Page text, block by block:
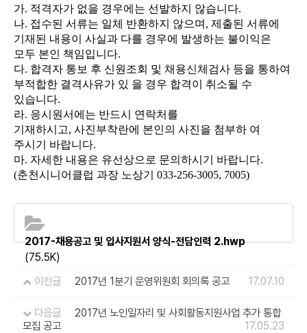
가. 적격자가 없을 경우에는 선발하지 않습니다.
나. 접수된 서류는 일체 반환하지 않으며 , 제출된 서류에
기재된 내용이 사실과 다를 경우에 발생하는 불이익은
모두 본인 책임입니다.
다. 합격자 통보 후 신원조회 및 채용신체검사 등을 통하여
부적합한 결격사유가 있 을 경우 합격이 취소될 수
있습니다.
라. 응시원서에는 반드시 연락처를
기재하시고, 사진부착란에 본인의 사진을 첨부하 여
주시기 바랍니다.
마. 자세한 내용은 유선상으로 문의하시기 바랍니다.
(춘천시니어클럽 과장 노상기 033-256-3005, 7005)
2017-채용공고 및 입사지원서 양식-전담인력 2.hwp
(75.5K)
이전글
2017년 1분기 운영위원회 회의록 공고 17.07.10
다음글
2017년 노인일자리 및 사회활동지원사업 추가 통합
모집 공고
17.05.23